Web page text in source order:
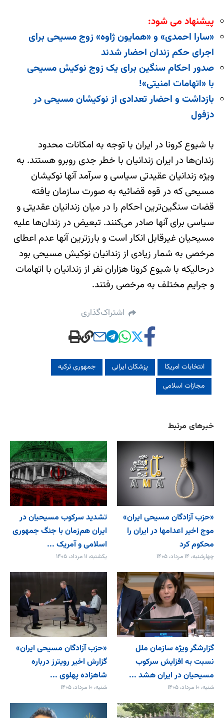
پیشنهاد می شود:
«سارا احمدی» و «همایون ژاوه» زوج مسیحی برای
اجرای حکم زندان احضار شدند
صدور احکام سنگین برای یک زوج نوکیش مسیحی
با «اتهامات امنیتی»!
بازداشت و احضار تعدادی از نوکیشان مسیحی در
دزفول
با شیوع کرونا در ایران با توجه به امکانات محدود
زندان‌ها در ایران زندانیان با خطر جدی روبرو هستند. به
ویژه زندانیان عقیدتی سیاسی و سرآمد آنها نوکیشان
مسیحی که در قوه قضائیه به صورت سازمان یافته
قضات سنگین‌ترین احکام را در میان زندانیان عقدیتی و
سیاسی برای آنها صادر می‌کنند. تبعیض در زندان‌ها علیه
مسیحیان غیرقابل انکار است و بارزترین آنها عدم اعطای
مرخصی به شمار زیادی از زندانیان نوکیش مسیحی بود
درحالیکه با شیوع کرونا هزاران نفر از زندانیان با اتهامات
و جرایم مختلف به مرخصی رفتند.
اشتراک‌گذاری
انتخابات امریکا پزشکان ایرانی
جمهوری ترکیه
مجازات اسلامی
خبرهای مرتبط
«حزب آزادگان مسیحی ایران»
موج اخیر اعدامها در ایران را
محکوم کرد
چهارشنبه، ۱۴ مرداد، ۱۴۰۵
تشدید سرکوب مسیحیان در
ایران هم‌زمان با جنگ جمهوری
اسلامی و آمریک ...
یکشنبه، ۱۱ مرداد، ۱۴۰۵
گزارشگر ویژه سازمان ملل
نسبت به افزایش سرکوب
مسیحیان در ایران هشد ...
شنبه، ۱۰ مرداد، ۱۴۰۵
«حزب آزادگان مسیحی ایران»
گزارش اخیر رویترز درباره
شاهزاده پهلوی ...
شنبه، ۱۰ مرداد، ۱۴۰۵